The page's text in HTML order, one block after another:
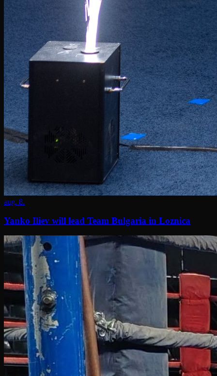
aug. 8.
Yanko Iliev will lead Team Bulgaria in Loznica